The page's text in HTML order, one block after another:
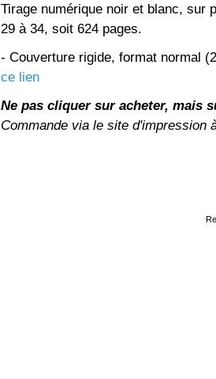
Tirage numérique noir et blanc, sur
29 à 34, soit 624 pages.
- Couverture rigide, format normal
ce lien
Ne pas cliquer sur acheter, mais
Commande via le site d'impression